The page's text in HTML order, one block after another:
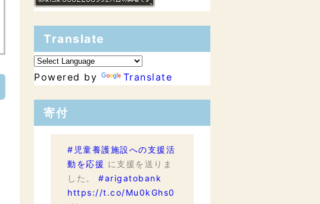
Translate
Powered by Translate
寄付
#児童養護施設への支援活
動を応援 に支援を送りま
した。 #arigatobank
https://t.co/Mu0kGhs0